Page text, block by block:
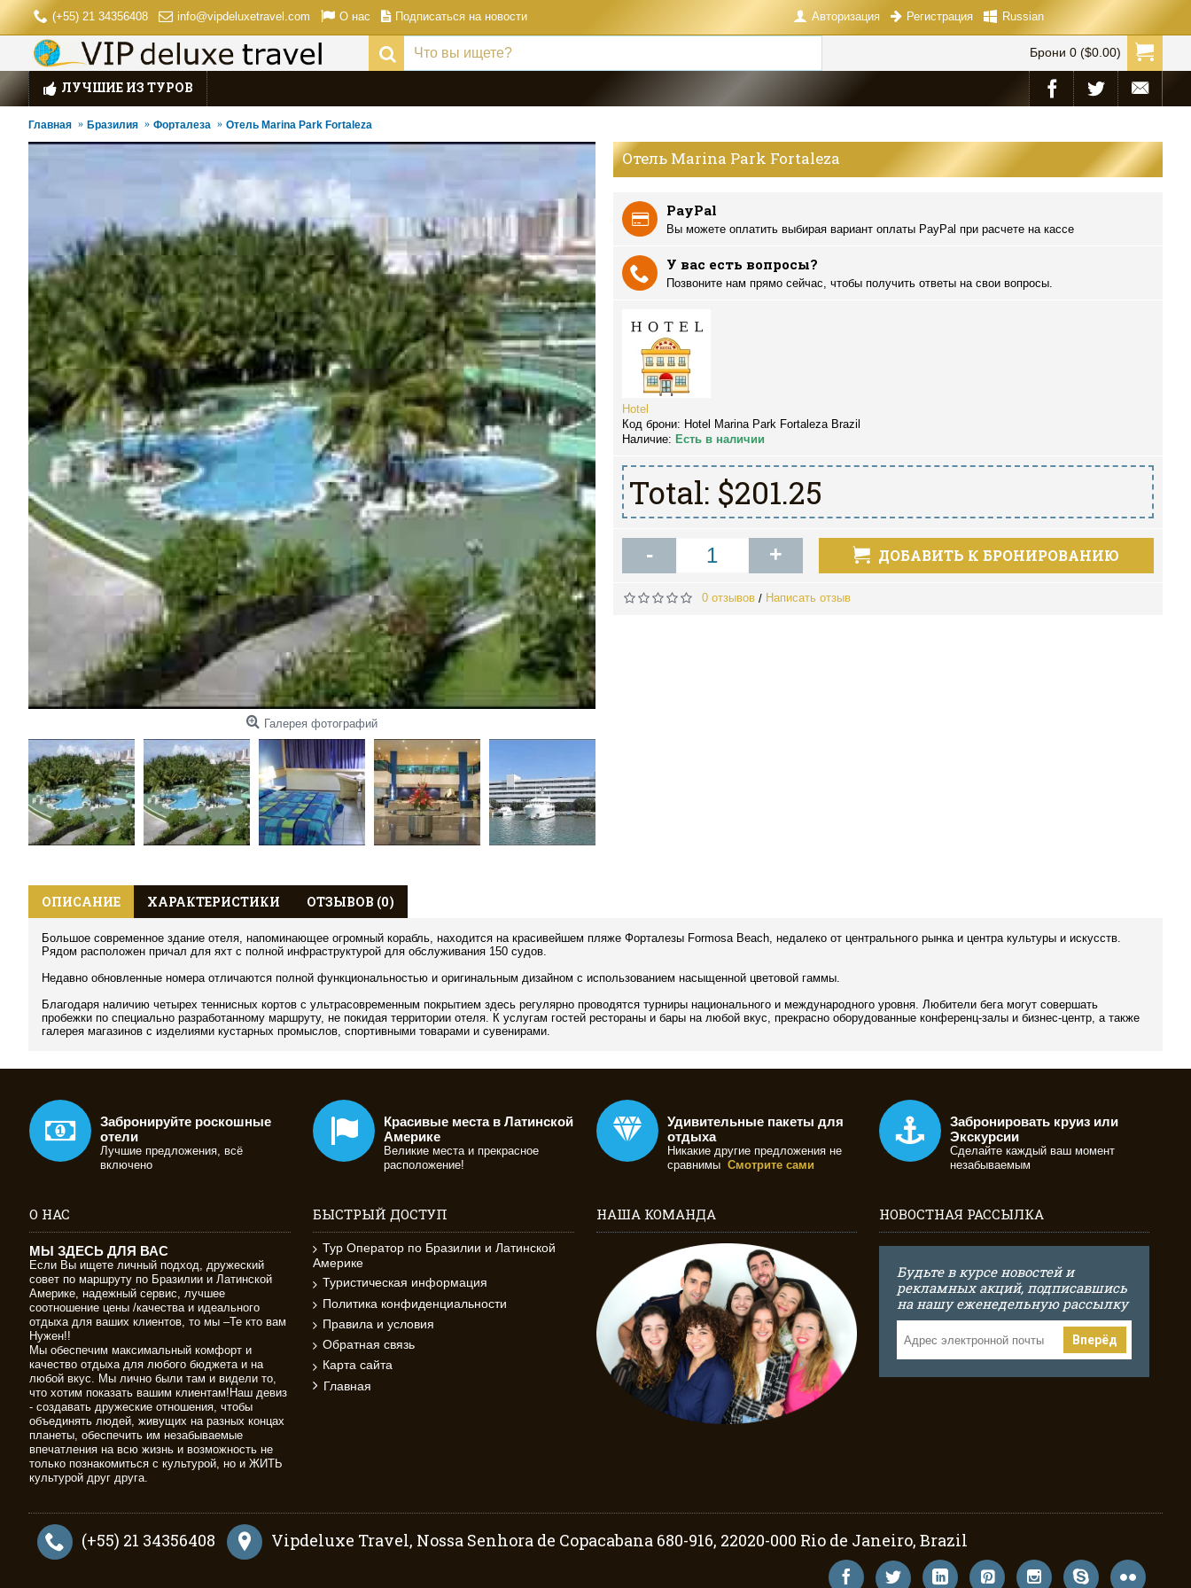
(+55) 21 34356408 info@vipdeluxetravel.com О нас Подписаться на новости Авторизация Регистрация Russian
Брони 0 ($0.00)
ЛУЧШИЕ ИЗ ТУРОВ
Главная Бразилия Форталеза Отель Marina Park Fortaleza
Галерея фотографий
Отель Marina Park Fortaleza
PayPal
Вы можете оплатить выбирая вариант оплаты PayPal при расчете на кассе
У вас есть вопросы?
Позвоните нам прямо сейчас, чтобы получить ответы на свои вопросы.
Hotel
Код брони: Hotel Marina Park Fortaleza Brazil
Наличие: Есть в наличии
Total: $201.25
- + ДОБАВИТЬ К БРОНИРОВАНИЮ
0 отзывов / Написать отзыв
ОПИСАНИЕ ХАРАКТЕРИСТИКИ ОТЗЫВОВ (0)
Большое современное здание отеля, напоминающее огромный корабль, находится на красивейшем пляже Форталезы Formosa Beach, недалеко от центрального рынка и центра культуры и искусств.
Рядом расположен причал для яхт с полной инфраструктурой для обслуживания 150 судов.
Недавно обновленные номера отличаются полной функциональностью и оригинальным дизайном с использованием насыщенной цветовой гаммы.
Благодаря наличию четырех теннисных кортов с ультрасовременным покрытием здесь регулярно проводятся турниры национального и международного уровня. Любители бега могут совершать
пробежки по специально разработанному маршруту, не покидая территории отеля. К услугам гостей рестораны и бары на любой вкус, прекрасно оборудованные конференц-залы и бизнес-центр, а также
галерея магазинов с изделиями кустарных промыслов, спортивными товарами и сувенирами.
Забронируйте роскошные
отели
Лучшие предложения, всё
включено
Красивые места в Латинской
Америке
Великие места и прекрасное
расположение!
Удивительные пакеты для
отдыха
Никакие другие предложения не
сравнимы Смотрите сами
Забронировать круиз или
Экскурсии
Сделайте каждый ваш момент
незабываемым
О НАС
МЫ ЗДЕСЬ ДЛЯ ВАС
Если Вы ищете личный подход, дружеский
совет по маршруту по Бразилии и Латинской
Америке, надежный сервис, лучшее
соотношение цены /качества и идеального
отдыха для ваших клиентов, то мы –Те кто вам
Нужен!!
Мы обеспечим максимальный комфорт и
качество отдыха для любого бюджета и на
любой вкус. Мы лично были там и видели то,
что хотим показать вашим клиентам!Наш девиз
- создавать дружеские отношения, чтобы
объединять людей, живущих на разных концах
планеты, обеспечить им незабываемые
впечатления на всю жизнь и возможность не
только познакомиться с культурой, но и ЖИТЬ
культурой друг друга.
БЫСТРЫЙ ДОСТУП
Тур Оператор по Бразилии и Латинской
Америке
Туристическая информация
Политика конфиденциальности
Правила и условия
Обратная связь
Карта сайта
Главная
НАША КОМАНДА НОВОСТНАЯ РАССЫЛКА
Будьте в курсе новостей и
рекламных акций, подписавшись
на нашу еженедельную рассылку
Вперёд
(+55) 21 34356408 Vipdeluxe Travel, Nossa Senhora de Copacabana 680-916, 22020-000 Rio de Janeiro, Brazil